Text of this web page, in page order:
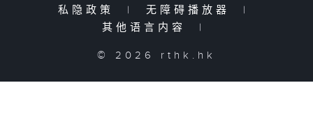
私隐政策
| 无障碍播放器
|
其他语言内容
|
© 2026 rthk.hk